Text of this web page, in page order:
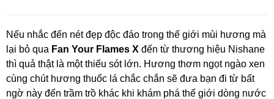
Nếu nhắc đến nét đẹp độc đáo trong thế giới mùi hương mà
lại bỏ qua Fan Your Flames X đến từ thương hiệu Nishane
thì quả thật là một thiếu sót lớn. Hương thơm ngọt ngào xen
cùng chút hương thuốc lá chắc chắn sẽ đưa bạn đi từ bất
ngờ này đến trầm trồ khác khi khám phá thế giới dòng nước